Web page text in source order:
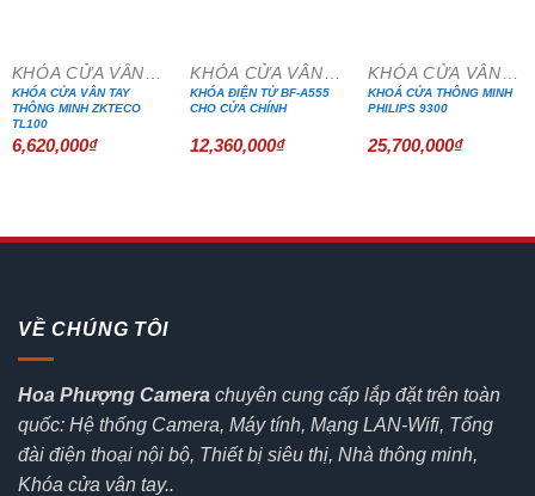
KHÓA CỬA VÂN TAY
THÔNG MINH ZKTECO
TL100
6,620,000₫
KHÓA ĐIỆN TỬ BF-A555
CHO CỬA CHÍNH
12,360,000₫
KHOÁ CỬA THÔNG MINH
PHILIPS 9300
25,700,000₫
VỀ CHÚNG TÔI
Hoa Phượng Camera chuyên cung cấp lắp đặt trên toàn
quốc: Hệ thống Camera, Máy tính, Mạng LAN-Wifi, Tổng
đài điện thoại nội bộ, Thiết bị siêu thị, Nhà thông minh,
Khóa cửa vân tay..